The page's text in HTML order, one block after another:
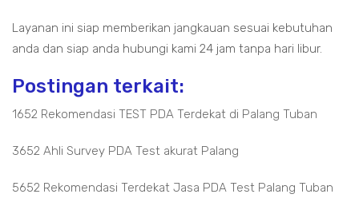
Layanan ini siap memberikan jangkauan sesuai kebutuhan
anda dan siap anda hubungi kami 24 jam tanpa hari libur.
Postingan terkait:
1652 Rekomendasi TEST PDA Terdekat di Palang Tuban
3652 Ahli Survey PDA Test akurat Palang
5652 Rekomendasi Terdekat Jasa PDA Test Palang Tuban